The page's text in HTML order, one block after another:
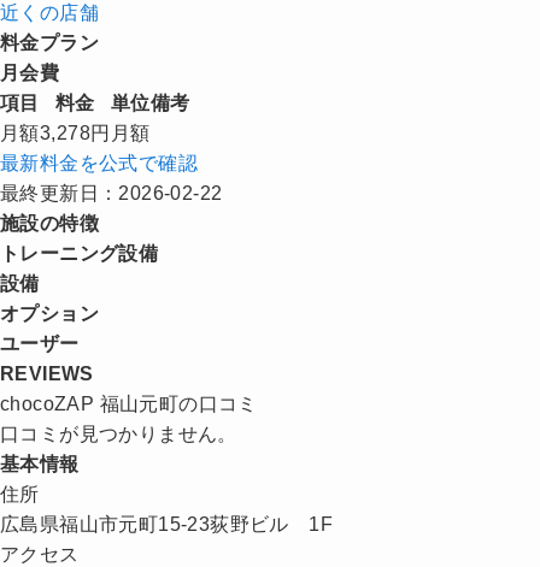
近くの店舗
料金プラン
月会費
項目
料金 単位備考
月額3,278円 月額
最新料金を公式で確認
最終更新日：2026-02-22
施設の特徴
トレーニング設備
設備
オプション
ユーザー
REVIEWS
chocoZAP 福山元町の口コミ
口コミが見つかりません。
基本情報
住所
広島県福山市元町15-23荻野ビル 1F
アクセス